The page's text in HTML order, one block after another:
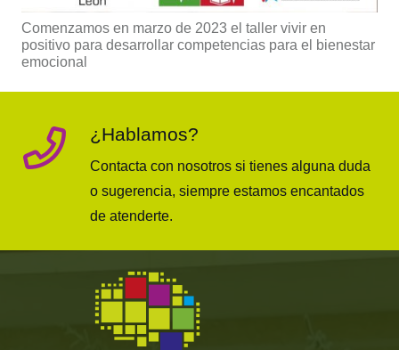
Comenzamos en marzo de 2023 el taller vivir en
positivo para desarrollar competencias para el bienestar
emocional
¿Hablamos?
Contacta con nosotros si tienes alguna duda
o sugerencia, siempre estamos encantados
de atenderte.